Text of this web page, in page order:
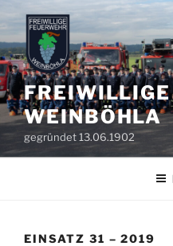
Inhalt
springen
WEINBÖHLA
gegründet 13.06.1902
EINSATZ 31 – 2019